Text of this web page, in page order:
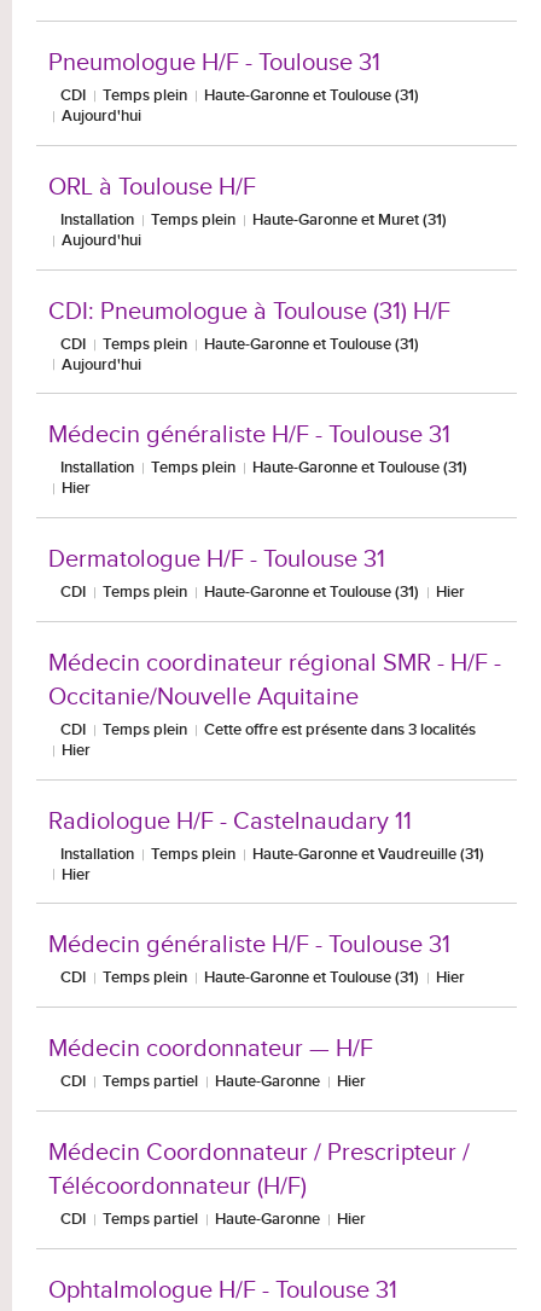
Pneumologue H/F - Toulouse 31
CDI Temps plein
Haute-Garonne et Toulouse (31)
Aujourd'hui
ORL à Toulouse H/F
Installation Temps plein
Haute-Garonne et Muret (31)
Aujourd'hui
CDI: Pneumologue à Toulouse (31) H/F
CDI Temps plein
Haute-Garonne et Toulouse (31)
Aujourd'hui
Médecin généraliste H/F - Toulouse 31
Installation Temps plein
Haute-Garonne et Toulouse (31)
Hier
Dermatologue H/F - Toulouse 31
CDI Temps plein Haute-Garonne et Toulouse (31) Hier
Médecin coordinateur régional SMR - H/F -
Occitanie/Nouvelle Aquitaine
CDI Temps plein
Cette offre est présente dans 3 localités
Hier
Radiologue H/F - Castelnaudary 11
Installation Temps plein
Haute-Garonne et Vaudreuille (31)
Hier
Médecin généraliste H/F - Toulouse 31
CDI Temps plein Haute-Garonne et Toulouse (31) Hier
Médecin coordonnateur — H/F
CDI Temps partiel Haute-Garonne Hier
Médecin Coordonnateur / Prescripteur /
Télécoordonnateur (H/F)
CDI Temps partiel Haute-Garonne Hier
Ophtalmologue H/F - Toulouse 31